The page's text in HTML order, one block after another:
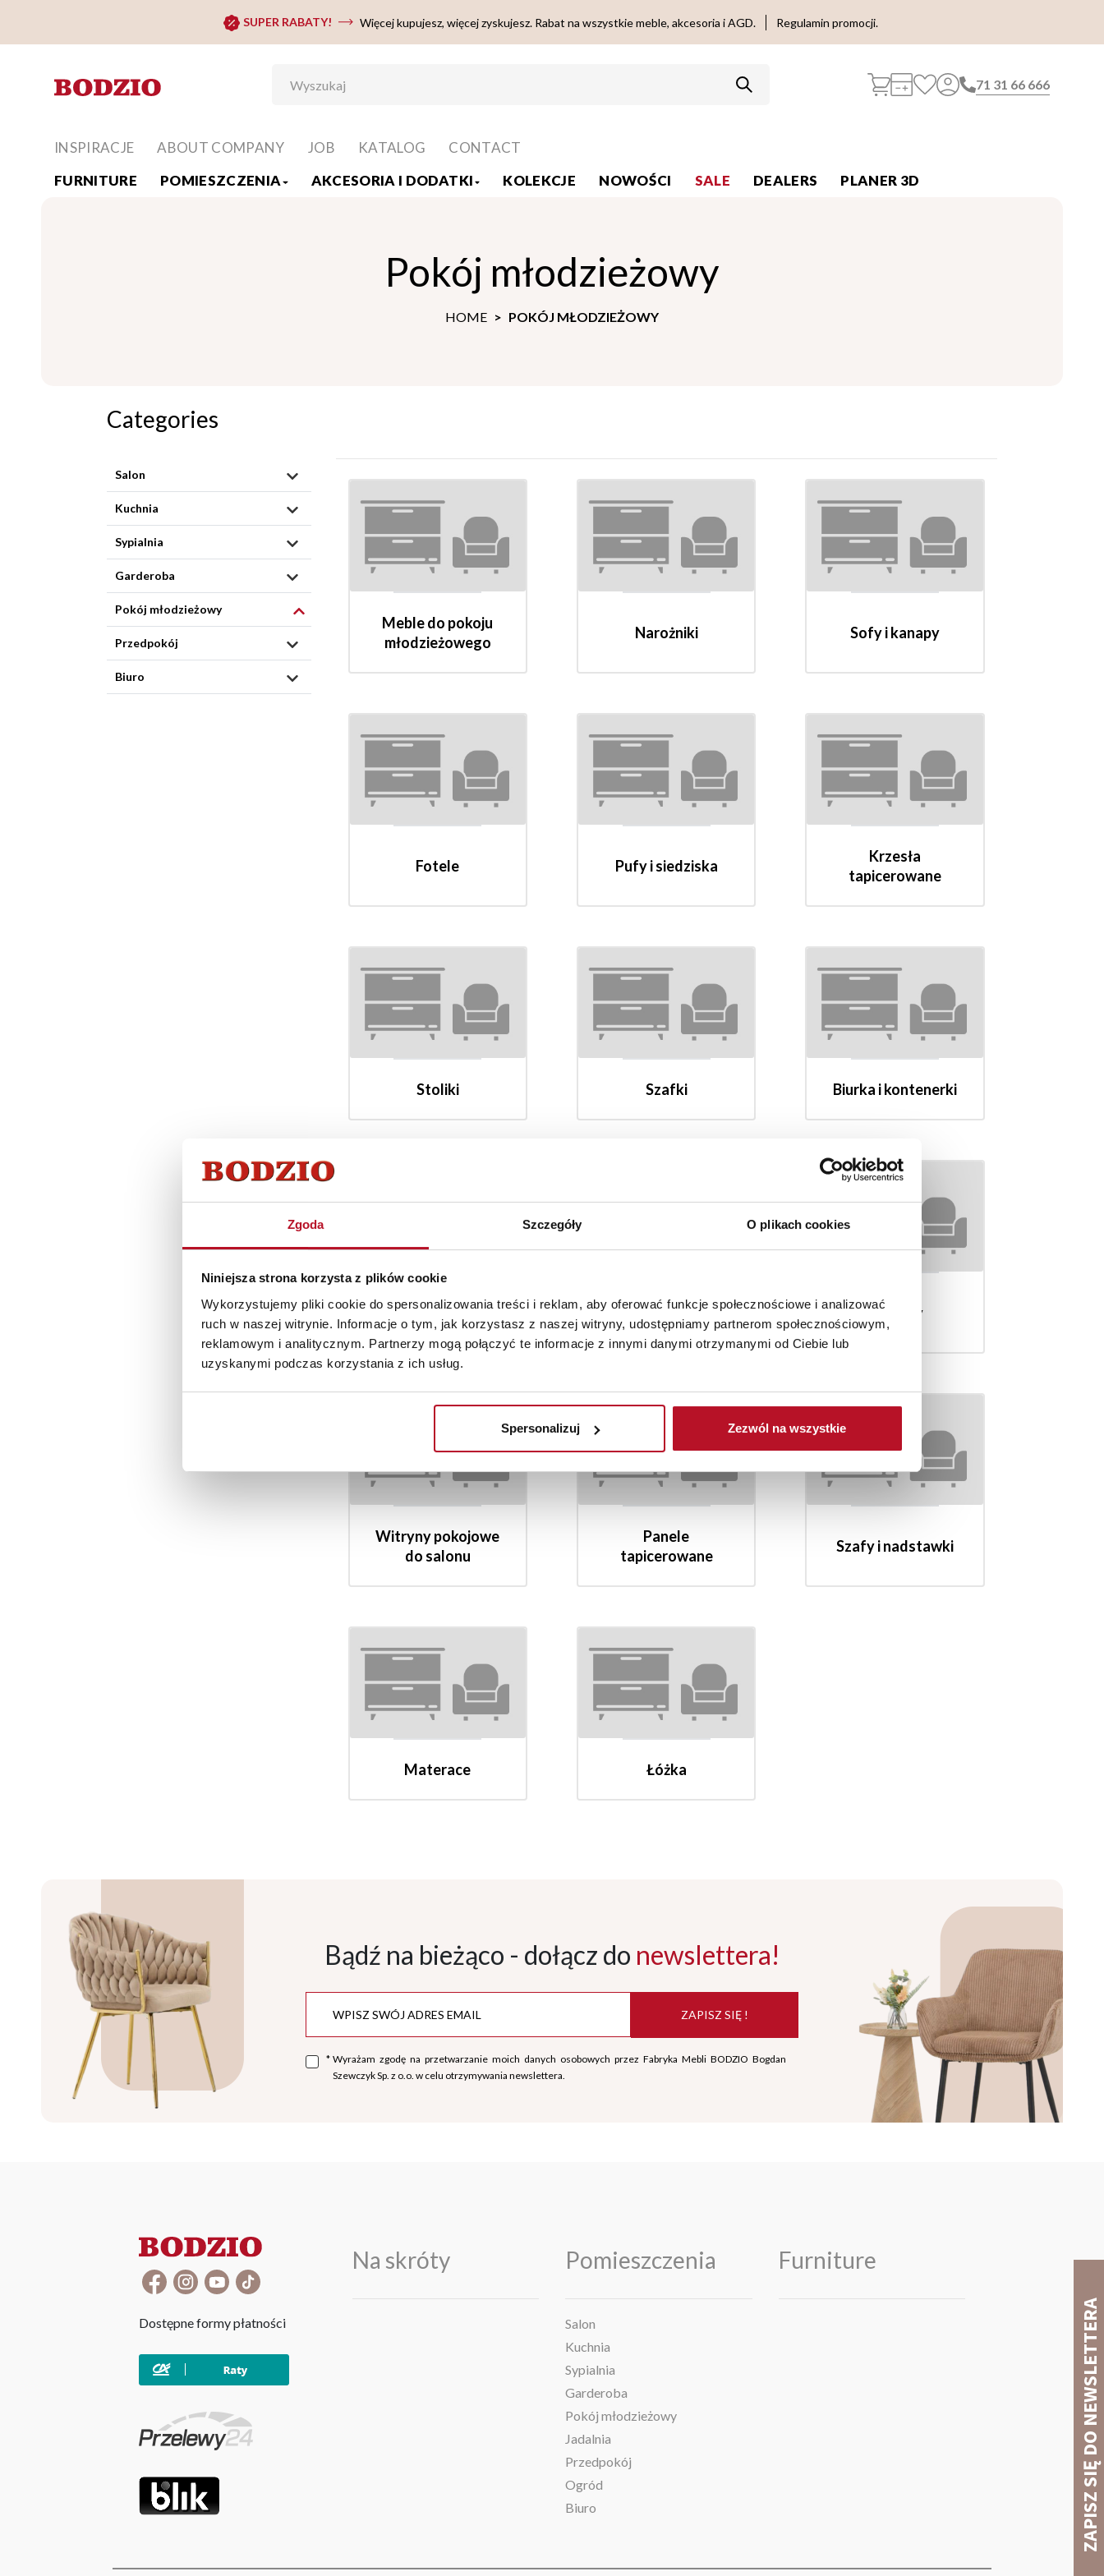
Zgoda Szczegóły O plikach cookies
Niniejsza strona korzysta z plików cookie
Wykorzystujemy pliki cookie do spersonalizowania treści i reklam, aby oferować funkcje społecznościowe i analizować
ruch w naszej witrynie. Informacje o tym, jak korzystasz z naszej witryny, udostępniamy partnerom społecznościowym,
reklamowym i analitycznym. Partnerzy mogą połączyć te informacje z innymi danymi otrzymanymi od Ciebie lub
uzyskanymi podczas korzystania z ich usług.
Spersonalizuj Zezwól na wszystkie
SUPER RABATY! Więcej kupujesz, więcej zyskujesz. Rabat na wszystkie meble, akcesoria i AGD. Regulamin promocji.
71 31 66 666
FURNITURE POMIESZCZENIA AKCESORIA I DODATKI KOLEKCJE NOWOŚCI SALE DEALERS PLANER 3D
INSPIRACJE ABOUT COMPANY JOB KATALOG CONTACT
Pokój młodzieżowy
HOME POKÓJ MŁODZIEŻOWY
Categories
Salon
Kuchnia
Sypialnia
Garderoba
Pokój młodzieżowy
Przedpokój
Biuro
Meble do pokoju
młodzieżowego
Narożniki Sofy i kanapy
Fotele Pufy i siedziska
Krzesła
tapicerowane
Stoliki Szafki Biurka i kontenerki
Toaletki, lustra i
wieszaki
Regały i półki Komody
Witryny pokojowe
do salonu
Panele
tapicerowane
Szafy i nadstawki
Materace Łóżka
Bądź na bieżąco - dołącz do newslettera!
ZAPISZ SIĘ !
* Wyrażam zgodę na przetwarzanie moich danych osobowych przez Fabryka Mebli BODZIO Bogdan
Szewczyk Sp. z o.o. w celu otrzymywania newslettera.
Dostępne formy płatności
Na skróty Pomieszczenia
Salon
Kuchnia
Sypialnia
Garderoba
Pokój młodzieżowy
Jadalnia
Przedpokój
Ogród
Biuro
Furniture